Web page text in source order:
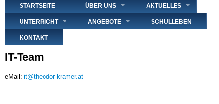
Hauptnavigation
STARTSEITE ÜBER UNS AKTUELLES
UNTERRICHT ANGEBOTE SCHULLEBEN
KONTAKT
IT-Team
eMail: it@theodor-kramer.at